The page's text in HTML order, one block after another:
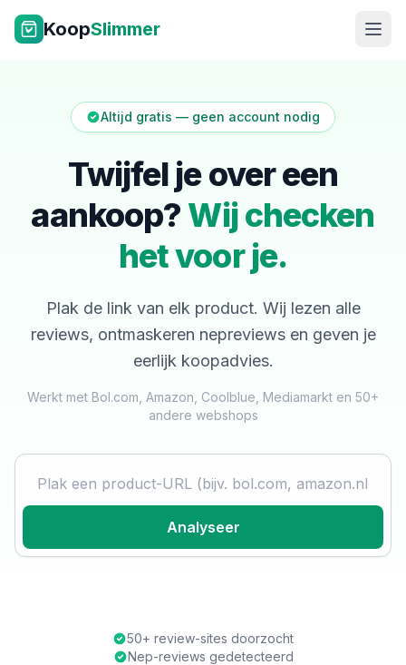
Ga naar inhoud
KoopSlimmer
NL|EN
Altijd gratis — geen account nodig
Twijfel je over een
aankoop? Wij checken
het voor je.
Plak de link van elk product. Wij lezen alle
reviews, ontmaskeren nepreviews en geven je
eerlijk koopadvies.
Werkt met Bol.com, Amazon, Coolblue, Mediamarkt en 50+
andere webshops
Analyseer
50+ review-sites doorzocht
Nep-reviews gedetecteerd